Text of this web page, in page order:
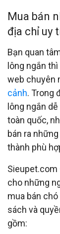
Mua bán
địa chỉ uy
Bạn quan
lông ngắn
web chuyên
cảnh. Trong
lông ngắn
toàn quốc,
bán ra
thành phù
Sieupet.com
cho những
mua bán
sách và
gồm: